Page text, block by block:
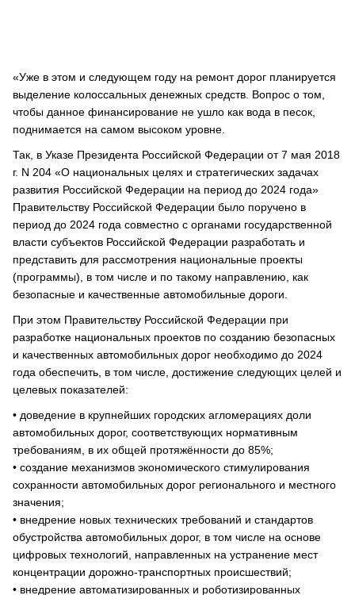
«Уже в этом и следующем году на ремонт дорог планируется
выделение колоссальных денежных средств. Вопрос о том,
чтобы данное финансирование не ушло как вода в песок,
поднимается на самом высоком уровне.
Так, в Указе Президента Российской Федерации от 7 мая 2018
г. N 204 «О национальных целях и стратегических задачах
развития Российской Федерации на период до 2024 года»
Правительству Российской Федерации было поручено в
период до 2024 года совместно с органами государственной
власти субъектов Российской Федерации разработать и
представить для рассмотрения национальные проекты
(программы), в том числе и по такому направлению, как
безопасные и качественные автомобильные дороги.
При этом Правительству Российской Федерации при
разработке национальных проектов по созданию безопасных
и качественных автомобильных дорог необходимо до 2024
года обеспечить, в том числе, достижение следующих целей и
целевых показателей:
• доведение в крупнейших городских агломерациях доли
автомобильных дорог, соответствующих нормативным
требованиям, в их общей протяжённости до 85%;
• создание механизмов экономического стимулирования
сохранности автомобильных дорог регионального и местного
значения;
• внедрение новых технических требований и стандартов
обустройства автомобильных дорог, в том числе на основе
цифровых технологий, направленных на устранение мест
концентрации дорожно-транспортных происшествий;
• внедрение автоматизированных и роботизированных